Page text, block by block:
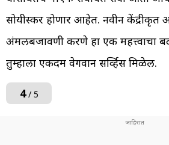
सोयीस्कर होणार आहेत. नवीन केंद्रीकृत
अंमलबजावणी करणे हा एक महत्त्वाचा
तुम्हाला एकदम वेगवान सर्व्हिस मिळेल.
4/ 5